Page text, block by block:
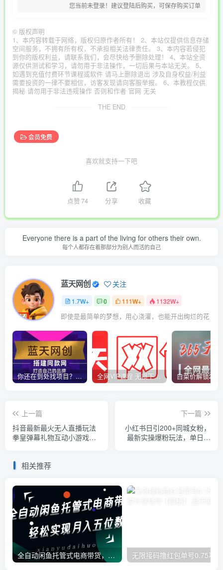
您当前未登录！建议登陆后购买，可保存购买订单
© 版权声明
1、本内容转载于网络，版权归原作者所有！ 2、本站仅提供信息存储
空间服务，不拥有所有权，不承担相关法律责任。 3、本内容若侵犯
到你的版权利益，请联系我们，会尽快给予删除处理！ 4、本站全资
源仅供测试和学习，请勿用于非法操作，一切后果与本站无关。 5、
如遇到充值付费环节课程或软件 请马上删除退出 涉及自身权益/利益
需要投资的一律不要相信，访客发现请向客服举报。 6、本教程仅供
揭秘 请勿用于非法违规操作 否则和作者 官网 无关
THE END
会员免费
喜欢就支持一下吧
点赞74 分享 收藏
Everyone there is a part of the living for others their own.
每个人都存在着那部分为别人而活的自己
蓝天网创 关注
1.7W+ 0 111W+ 1132W+
即使是最简单的梦想，用心浇灌，也能开出绚烂的花
你还在到处找项目？还在当韭菜？我靠卖项目一个月收入5万+，曾经我也是个失败者。 全网VIP课程 无损下载~
上一篇
抖音最新最火无人直播玩法
拳皇弹幕礼物互动小游戏
下一篇
小红书日引200+同城女粉，
最新实操爆粉玩法，单日变
相关推荐
全自动闲鱼托管式电商带货，一部手机和一个闲鱼号就可以开干，轻松实现月入五位数